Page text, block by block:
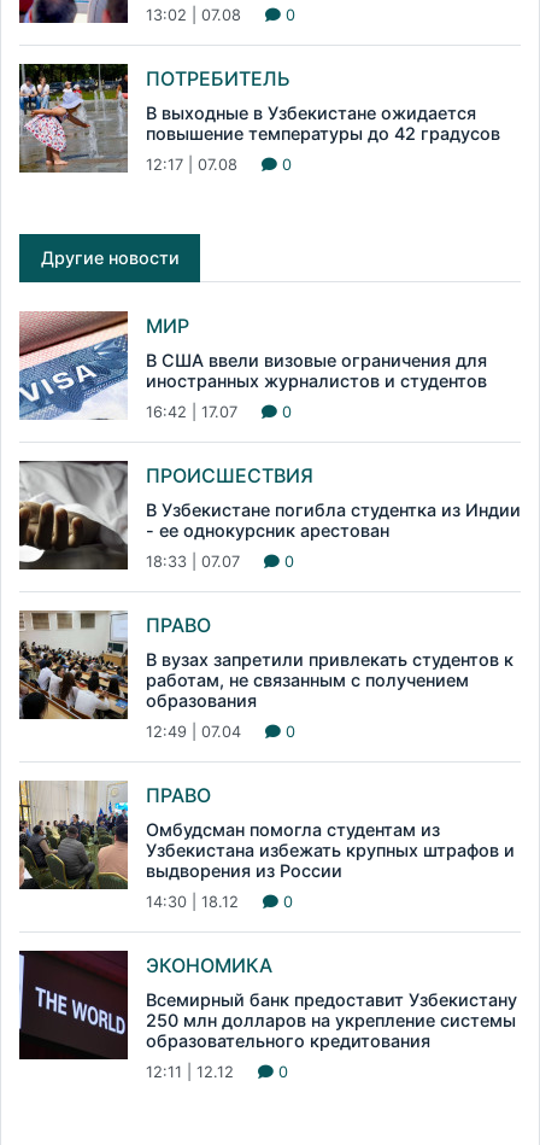
13:02 | 07.08 0
ПОТРЕБИТЕЛЬ
В выходные в Узбекистане ожидается
повышение температуры до 42 градусов
12:17 | 07.08 0
Другие новости
МИР
В США ввели визовые ограничения для
иностранных журналистов и студентов
16:42 | 17.07 0
ПРОИСШЕСТВИЯ
В Узбекистане погибла студентка из Индии
- ее однокурсник арестован
18:33 | 07.07 0
ПРАВО
В вузах запретили привлекать студентов к
работам, не связанным с получением
образования
12:49 | 07.04 0
ПРАВО
Омбудсман помогла студентам из
Узбекистана избежать крупных штрафов и
выдворения из России
14:30 | 18.12 0
ЭКОНОМИКА
Всемирный банк предоставит Узбекистану
250 млн долларов на укрепление системы
образовательного кредитования
12:11 | 12.12 0